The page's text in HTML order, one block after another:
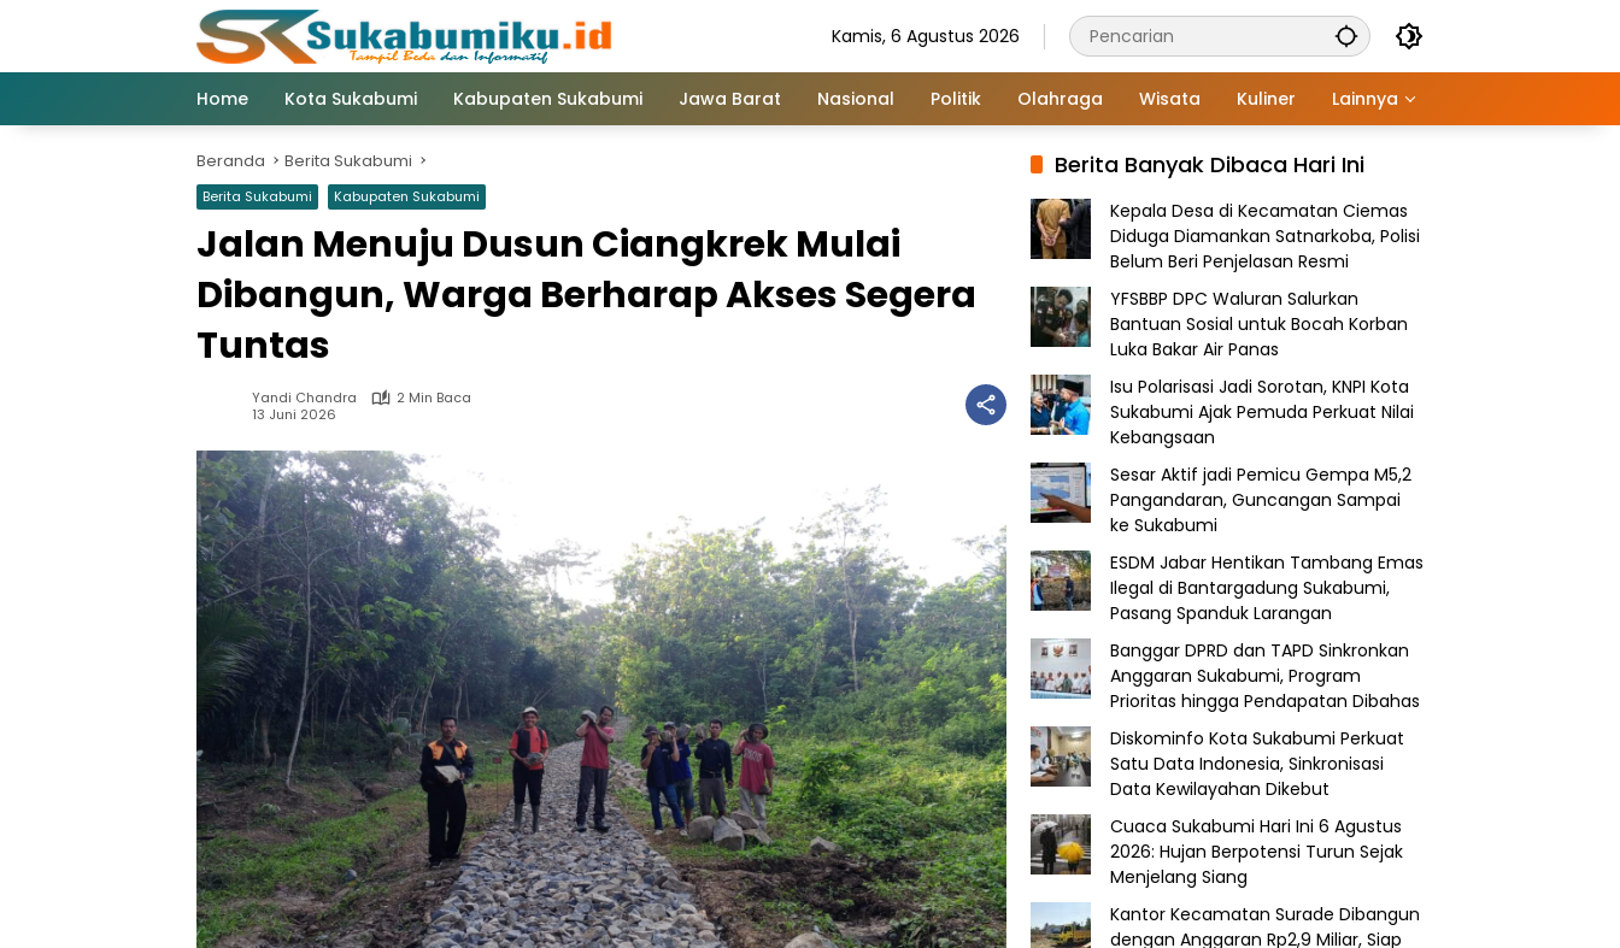
Kamis, 6 Agustus 2026
Home Kota Sukabumi Kabupaten Sukabumi Jawa Barat Nasional Politik Olahraga Wisata Kuliner Lainnya
Beranda Berita Sukabumi
Berita Sukabumi Kabupaten Sukabumi
Jalan Menuju Dusun Ciangkrek Mulai
Dibangun, Warga Berharap Akses Segera
Tuntas
Yandi Chandra
2 Min Baca
13 Juni 2026
Berita Banyak Dibaca Hari Ini
Kepala Desa di Kecamatan Ciemas
Diduga Diamankan Satnarkoba, Polisi
Belum Beri Penjelasan Resmi
YFSBBP DPC Waluran Salurkan
Bantuan Sosial untuk Bocah Korban
Luka Bakar Air Panas
Isu Polarisasi Jadi Sorotan, KNPI Kota
Sukabumi Ajak Pemuda Perkuat Nilai
Kebangsaan
Sesar Aktif jadi Pemicu Gempa M5,2
Pangandaran, Guncangan Sampai
ke Sukabumi
ESDM Jabar Hentikan Tambang Emas
Ilegal di Bantargadung Sukabumi,
Pasang Spanduk Larangan
Banggar DPRD dan TAPD Sinkronkan
Anggaran Sukabumi, Program
Prioritas hingga Pendapatan Dibahas
Diskominfo Kota Sukabumi Perkuat
Satu Data Indonesia, Sinkronisasi
Data Kewilayahan Dikebut
Cuaca Sukabumi Hari Ini 6 Agustus
2026: Hujan Berpotensi Turun Sejak
Menjelang Siang
Kantor Kecamatan Surade Dibangun
dengan Anggaran Rp2,9 Miliar, Siap